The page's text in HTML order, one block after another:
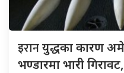
इरानयुद्धका कारण
भण्डारमा भारी